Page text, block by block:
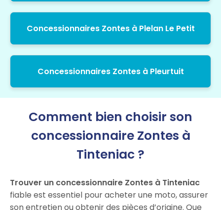
Concessionnaires Zontes à Plelan Le Petit
Concessionnaires Zontes à Pleurtuit
Comment bien choisir son
concessionnaire Zontes à
Tinteniac ?
Trouver un concessionnaire Zontes à Tinteniac
fiable est essentiel pour acheter une moto, assurer
son entretien ou obtenir des pièces d’origine. Que